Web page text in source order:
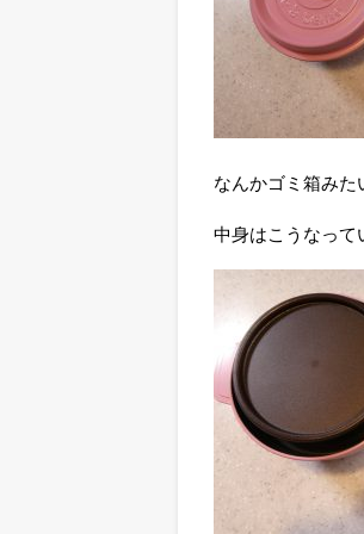
なんかゴミ箱みた
中身はこうなって